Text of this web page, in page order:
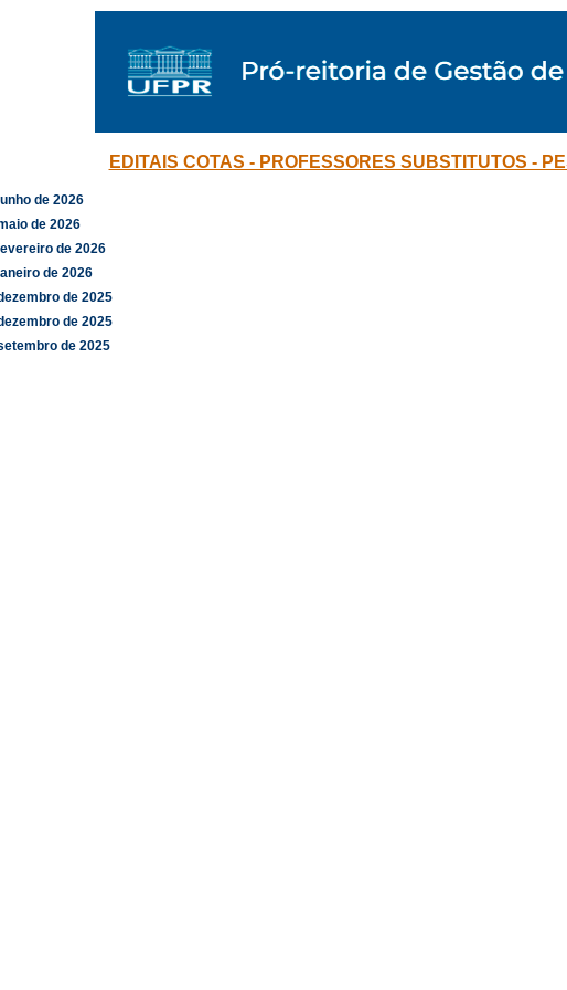
EDITAIS COTAS - PROFESSORES SUBSTITUTOS -
de 2026
de 2026
de 2026
de 2026
de 2025
de 2025
de 2025